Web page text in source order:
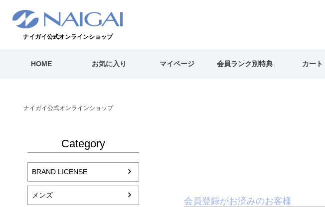
ナイガイ公式オンラインショップ
HOME お気に入り マイページ 会員ランク別特典 カート
ナイガイ公式オンラインショップ
Category
BRAND LICENSE
メンズ
会員登録がお済みのお客様